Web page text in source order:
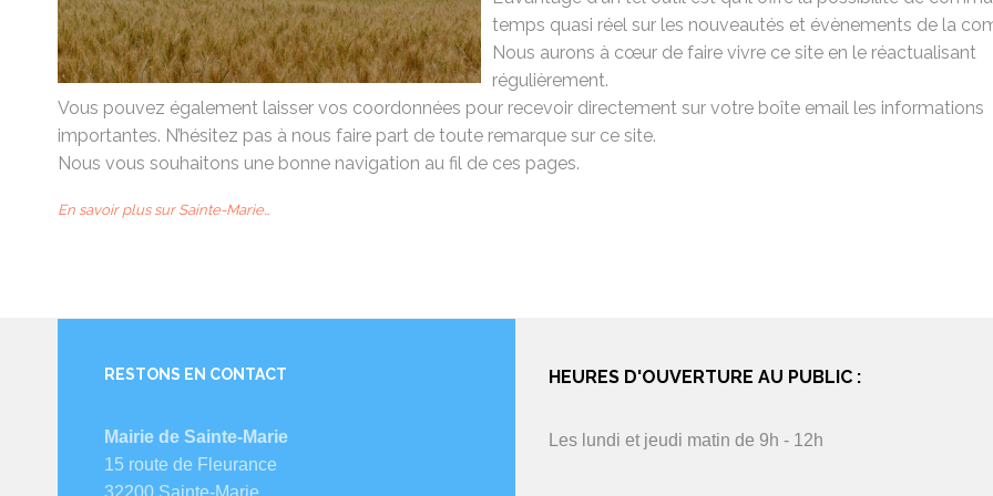
temps quasi réel sur les nouveautés et évènements de la
Nous aurons à cœur de faire vivre ce site en le réactualisant
régulièrement.
Vous pouvez également laisser vos coordonnées pour recevoir directement sur votre boîte email les informations
importantes. N’hésitez pas à nous faire part de toute remarque sur ce site.
Nous vous souhaitons une bonne navigation au fil de ces pages.
En savoir plus sur Sainte-Marie…
RESTONS EN CONTACT
Mairie de Sainte-Marie
15 route de Fleurance
32200 Sainte-Marie
HEURES D'OUVERTURE AU PUBLIC :
Les lundi et jeudi matin de 9h - 12h